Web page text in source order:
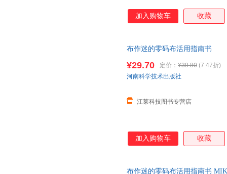
加入购物车 收藏
布作迷的零码布活用指南书
¥29.70 定价： ¥39.80 (7.47折)
江莱科技图书专营店
河南科学技术出版社
加入购物车 收藏
布作迷的零码布活用指南书